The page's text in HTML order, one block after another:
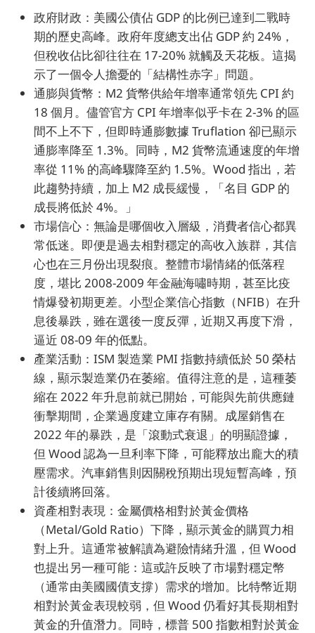
政府財政：美國公債佔 GDP 的比例已達到二戰時
期的歷史高峰。政府年度總支出佔 GDP 約 24%，
但稅收佔比卻往往在 17-20% 就觸及天花板。這揭
示了一個令人擔憂的「結構性赤字」問題。
通膨與貨幣：M2 貨幣供給年增率通常領先 CPI 約
18 個月。儘管官方 CPI 年增率似乎卡在 2-3% 的區
間不上不下，但即時通膨數據 Truflation 卻已顯示
通膨率降至 1.3%。同時，M2 貨幣流通速度的年增
率從 11% 的高峰驟降至約 1.5%。Wood 指出，若
此趨勢持續，加上 M2 成長緩慢，「名目 GDP 的
成長將低於 4%。」
市場信心：無論是哪個收入層級，消費者信心都異
常低迷。即便是過去相對穩定的高收入族群，其信
心也在三月份出現裂痕。整體市場情緒的低落程
度，堪比 2008-2009 年金融海嘯時期，甚至比疫
情爆發初期更差。小型企業信心指數（NFIB）在升
息後暴跌，雖在選後一度反彈，近期又再度下滑，
逼近 08-09 年的低點。
產業活動：ISM 製造業 PMI 指數持續低於 50 榮枯
線，顯示製造業仍在萎縮。值得注意的是，這種萎
縮在 2022 年升息前就已開始，可能與先前供應鏈
衝擊期間，企業過度建立庫存有關。成屋銷售在
2022 年的暴跌，是「滾動式衰退」的明顯證據，
但 Wood 認為一旦利率下降，可能釋放出龐大的積
壓需求。汽車銷售則因關稅預期出現短暫高峰，預
計後續將回落。
資產相對表現：金屬價格相對於黃金價格
（Metal/Gold Ratio）下降，顯示黃金的購買力相
對上升。這通常被解讀為避險情緒升溫，但 Wood
也提出另一種可能：這或許反映了市場對穩定幣
（通常由美國國債支撐）需求的增加。比特幣近期
相對於黃金表現較弱，但 Wood 仍看好其長期相對
黃金的升值潛力。同時，標普 500 指數相對於黃金